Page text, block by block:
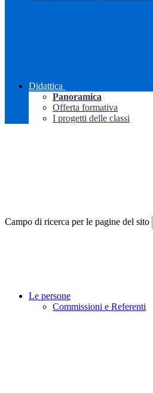
Didattica
Panoramica
Offerta formativa
I progetti delle classi
Campo di ricerca per le pagine del sito
Le persone
Commissioni e Referenti